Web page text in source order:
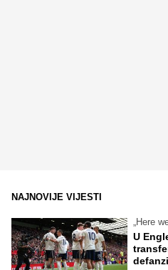
NAJNOVIJE VIJESTI
„Here
U